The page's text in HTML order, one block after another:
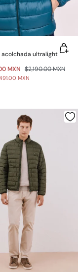
acolchada ultralight
MXN $2,190.00 MXN
MXN